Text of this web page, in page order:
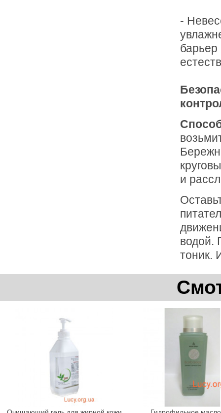
-
барьер
и
водой.
тоник.